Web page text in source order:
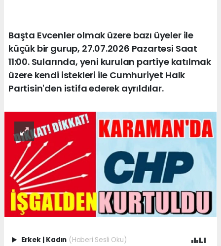
Başta Evcenler olmak üzere bazı üyeler ile
küçük bir gurup, 27.07.2026 Pazartesi Saat
11:00. Sularında, yeni kurulan partiye katılmak
üzere kendi istekleri ile Cumhuriyet Halk
Partisin'den istifa ederek ayrıldılar.
Erkek | Kadın (Haberi Sesli Oku)